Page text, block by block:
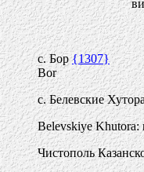
с. Бор{1307}
Bor
с. Белевские
Belevskiye
Чистополь